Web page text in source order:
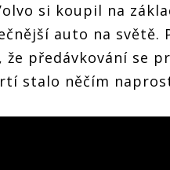
si koupil na
auto na
že předávkování se
stalo něčím